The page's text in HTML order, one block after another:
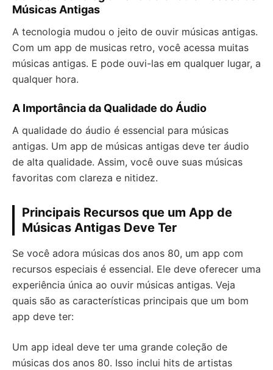
Músicas Antigas
A tecnologia mudou o jeito de ouvir músicas antigas.
Com um app de musicas retro, você acessa muitas
músicas antigas. E pode ouvi-las em qualquer lugar, a
qualquer hora.
A Importância da Qualidade do Áudio
A qualidade do áudio é essencial para músicas
antigas. Um app de músicas antigas deve ter áudio
de alta qualidade. Assim, você ouve suas músicas
favoritas com clareza e nitidez.
Principais Recursos que um App de
Músicas Antigas Deve Ter
Se você adora músicas dos anos 80, um app com
recursos especiais é essencial. Ele deve oferecer uma
experiência única ao ouvir músicas antigas. Veja
quais são as características principais que um bom
app deve ter:
Um app ideal deve ter uma grande coleção de
músicas dos anos 80. Isso inclui hits de artistas